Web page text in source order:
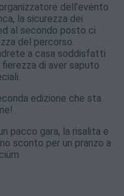
dell’evento
la sicurezza dei
al secondo posto ci
del percorso.
a casa soddisfatti
di aver saputo
edizione che sta
pacco gara, la risalita e
sconto per un pranzo a